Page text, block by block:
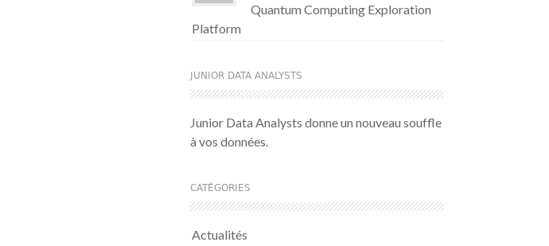
Quantum Computing Exploration
Platform
JUNIOR DATA ANALYSTS
Junior Data Analysts donne un nouveau souffle
à vos données.
CATÉGORIES
Actualités